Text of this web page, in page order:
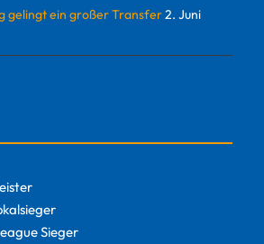
gelingt ein großer Transfer2. Juni
Sieger